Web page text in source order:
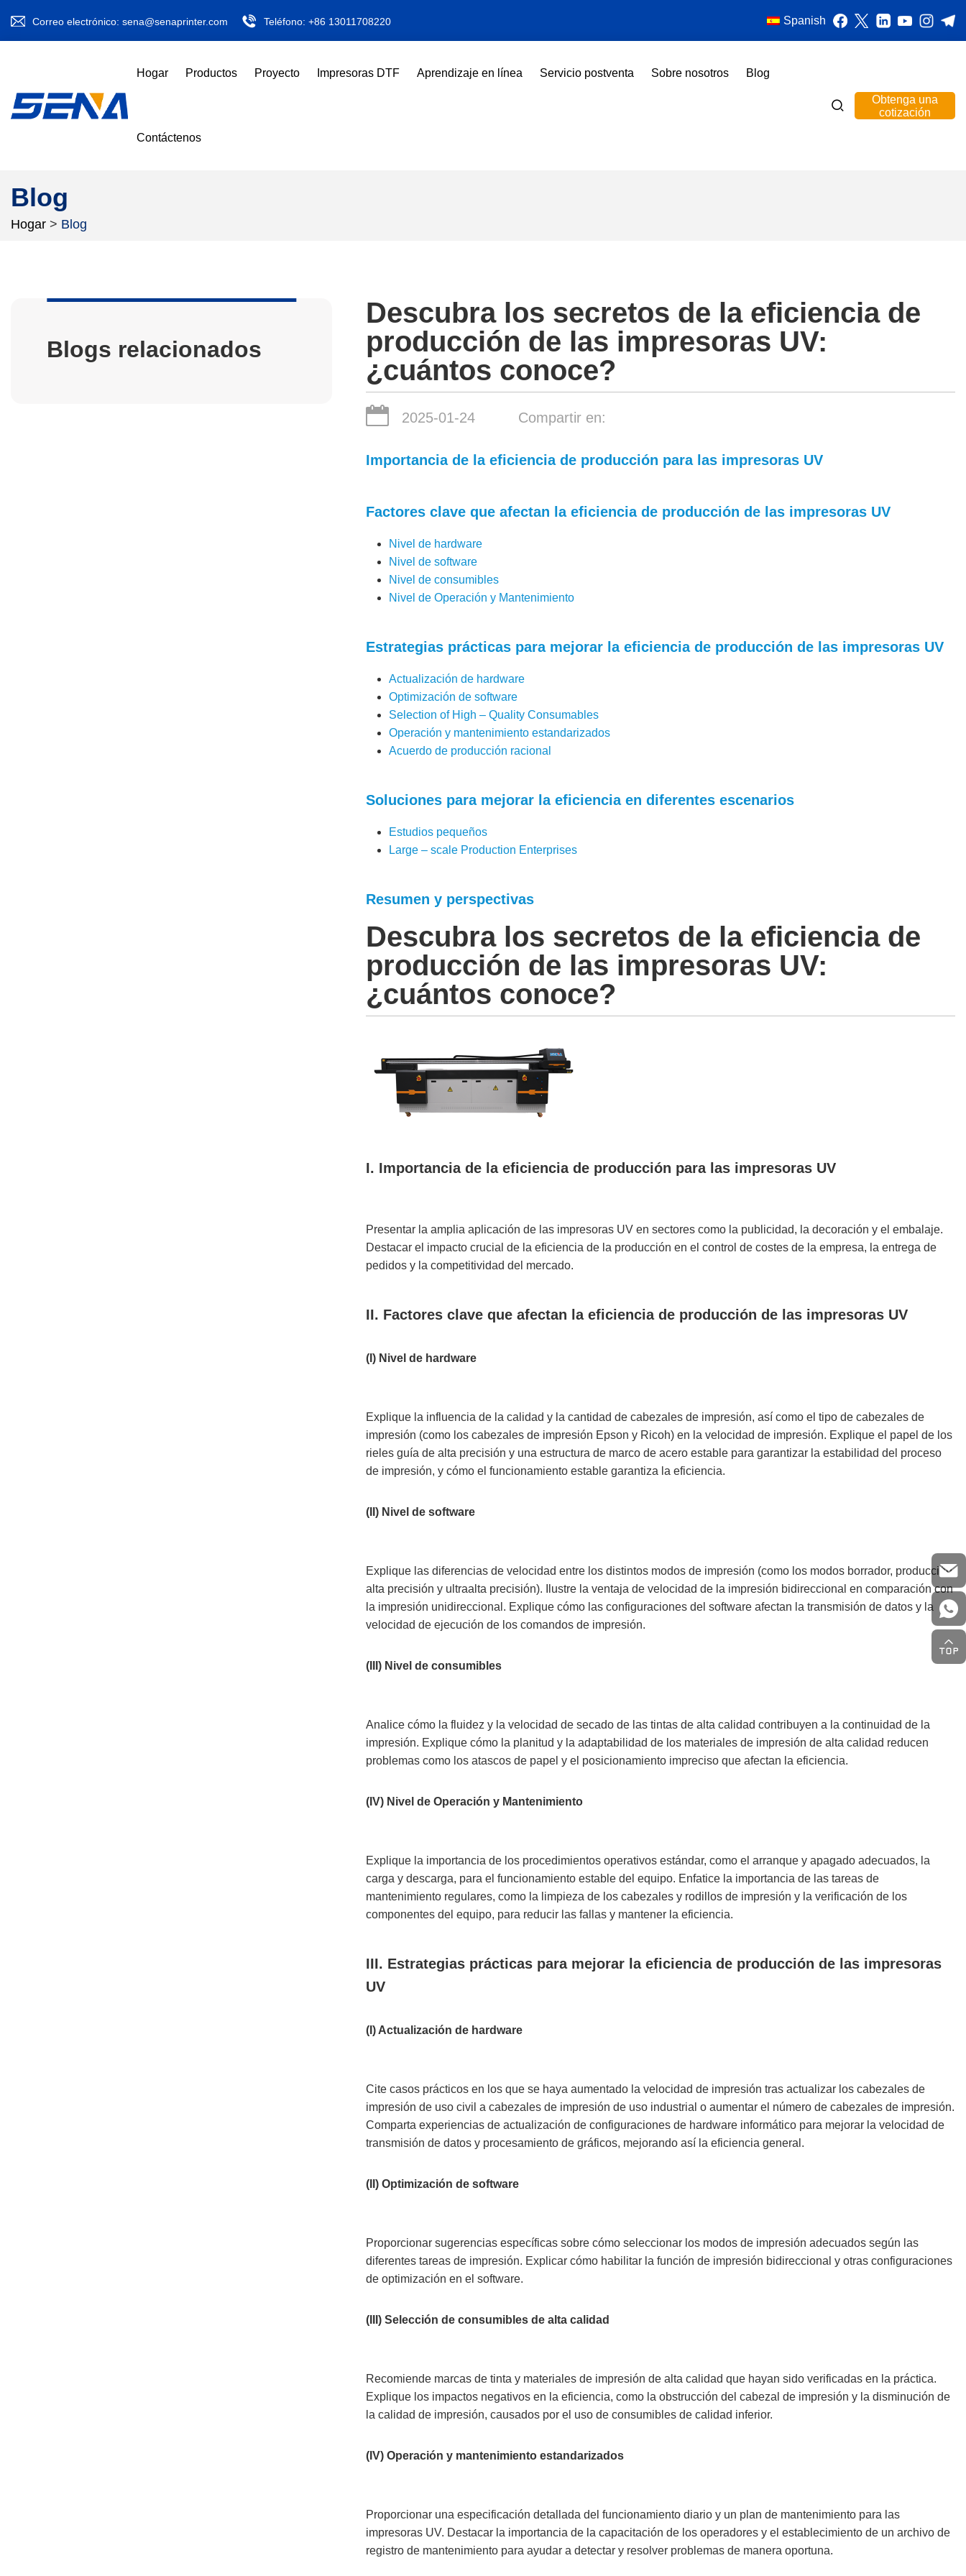
Correo electrónico: sena@senaprinter.com Teléfono: +86 13011708220 Spanish
Hogar Productos Proyecto Impresoras DTF Aprendizaje en línea Servicio postventa Sobre nosotros Blog
Contáctenos
Obtenga una
cotización
Blog
Hogar > Blog
Blogs relacionados
Descubra los secretos de la eficiencia de
producción de las impresoras UV:
¿cuántos conoce?
2025-01-24 Compartir en:
Importancia de la eficiencia de producción para las impresoras UV
Factores clave que afectan la eficiencia de producción de las impresoras UV
Nivel de hardware
Nivel de software
Nivel de consumibles
Nivel de Operación y Mantenimiento
Estrategias prácticas para mejorar la eficiencia de producción de las impresoras UV
Actualización de hardware
Optimización de software
Selection of High – Quality Consumables
Operación y mantenimiento estandarizados
Acuerdo de producción racional
Soluciones para mejorar la eficiencia en diferentes escenarios
Estudios pequeños
Large – scale Production Enterprises
Resumen y perspectivas
Descubra los secretos de la eficiencia de
producción de las impresoras UV:
¿cuántos conoce?
I. Importancia de la eficiencia de producción para las impresoras UV
Presentar la amplia aplicación de las impresoras UV en sectores como la publicidad, la decoración y el embalaje.
Destacar el impacto crucial de la eficiencia de la producción en el control de costes de la empresa, la entrega de
pedidos y la competitividad del mercado.
II. Factores clave que afectan la eficiencia de producción de las impresoras UV
(I) Nivel de hardware
Explique la influencia de la calidad y la cantidad de cabezales de impresión, así como el tipo de cabezales de
impresión (como los cabezales de impresión Epson y Ricoh) en la velocidad de impresión. Explique el papel de los
rieles guía de alta precisión y una estructura de marco de acero estable para garantizar la estabilidad del proceso
de impresión, y cómo el funcionamiento estable garantiza la eficiencia.
(II) Nivel de software
Explique las diferencias de velocidad entre los distintos modos de impresión (como los modos borrador, producción,
alta precisión y ultraalta precisión). Ilustre la ventaja de velocidad de la impresión bidireccional en comparación con
la impresión unidireccional. Explique cómo las configuraciones del software afectan la transmisión de datos y la
velocidad de ejecución de los comandos de impresión.
(III) Nivel de consumibles
Analice cómo la fluidez y la velocidad de secado de las tintas de alta calidad contribuyen a la continuidad de la
impresión. Explique cómo la planitud y la adaptabilidad de los materiales de impresión de alta calidad reducen
problemas como los atascos de papel y el posicionamiento impreciso que afectan la eficiencia.
(IV) Nivel de Operación y Mantenimiento
Explique la importancia de los procedimientos operativos estándar, como el arranque y apagado adecuados, la
carga y descarga, para el funcionamiento estable del equipo. Enfatice la importancia de las tareas de
mantenimiento regulares, como la limpieza de los cabezales y rodillos de impresión y la verificación de los
componentes del equipo, para reducir las fallas y mantener la eficiencia.
III. Estrategias prácticas para mejorar la eficiencia de producción de las impresoras
UV
(I) Actualización de hardware
Cite casos prácticos en los que se haya aumentado la velocidad de impresión tras actualizar los cabezales de
impresión de uso civil a cabezales de impresión de uso industrial o aumentar el número de cabezales de impresión.
Comparta experiencias de actualización de configuraciones de hardware informático para mejorar la velocidad de
transmisión de datos y procesamiento de gráficos, mejorando así la eficiencia general.
(II) Optimización de software
Proporcionar sugerencias específicas sobre cómo seleccionar los modos de impresión adecuados según las
diferentes tareas de impresión. Explicar cómo habilitar la función de impresión bidireccional y otras configuraciones
de optimización en el software.
(III) Selección de consumibles de alta calidad
Recomiende marcas de tinta y materiales de impresión de alta calidad que hayan sido verificadas en la práctica.
Explique los impactos negativos en la eficiencia, como la obstrucción del cabezal de impresión y la disminución de
la calidad de impresión, causados por el uso de consumibles de calidad inferior.
(IV) Operación y mantenimiento estandarizados
Proporcionar una especificación detallada del funcionamiento diario y un plan de mantenimiento para las
impresoras UV. Destacar la importancia de la capacitación de los operadores y el establecimiento de un archivo de
registro de mantenimiento para ayudar a detectar y resolver problemas de manera oportuna.